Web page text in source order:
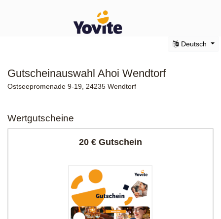
Deutsch
Gutscheinauswahl Ahoi Wendtorf
Ostseepromenade 9-19, 24235 Wendtorf
Wertgutscheine
20 € Gutschein